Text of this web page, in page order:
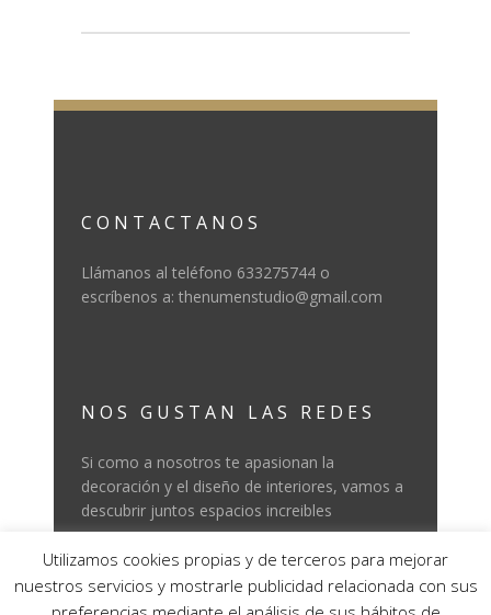
CONTACTANOS
Llámanos al teléfono 633275744 o
escríbenos a: thenumenstudio@gmail.com
NOS GUSTAN LAS REDES
Si como a nosotros te apasionan la
decoración y el diseño de interiores, vamos a
descubrir juntos espacios increibles
Utilizamos cookies propias y de terceros para mejorar
nuestros servicios y mostrarle publicidad relacionada con sus